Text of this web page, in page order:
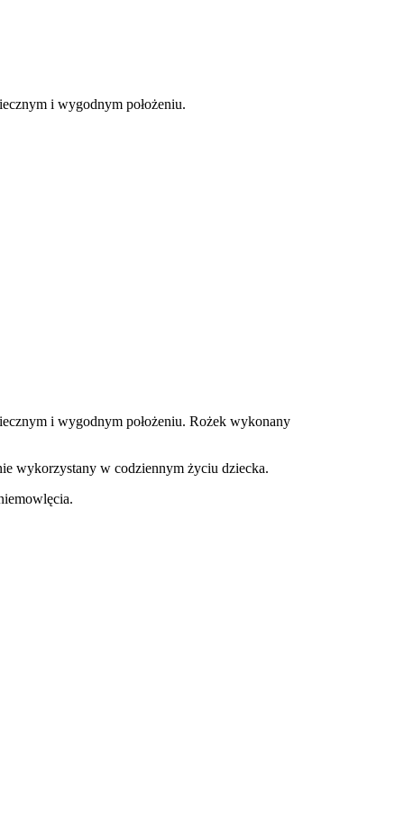
i wygodnym położeniu.
i wygodnym położeniu. Rożek wykonany
wykorzystany w codziennym życiu dziecka.